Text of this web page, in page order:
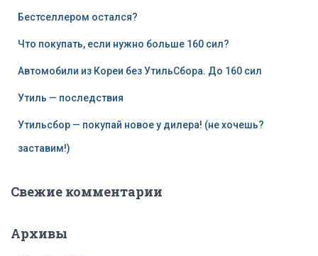
Бестселлером остался?
Что покупать, если нужно больше 160 сил?
Автомобили из Кореи без УтильСбора. До 160 сил
Утиль — последствия
Утильсбор — покупай новое у дилера! (не хочешь?
заставим!)
Свежие комментарии
Архивы